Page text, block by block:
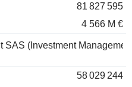
81 827 595
4 566 M €
SAS (Investment
58 029 244